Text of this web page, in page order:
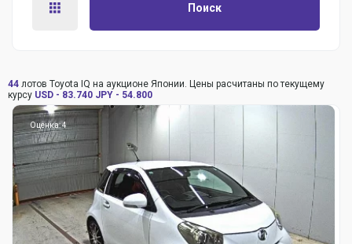
Поиск
44 лотов Toyota IQ на аукционе Японии. Цены расчитаны по текущему
курсу USD - 83.740 JPY - 54.800
Оценка: 4